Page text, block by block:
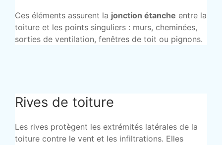
Ces éléments assurent la jonction étanche entre la
toiture et les points singuliers : murs, cheminées,
sorties de ventilation, fenêtres de toit ou pignons.
Rives de toiture
Les rives protègent les extrémités latérales de la
toiture contre le vent et les infiltrations. Elles